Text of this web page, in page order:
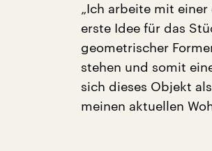
„Ich arbeite mit
erste Idee für das
geometrischer
stehen und somit
sich dieses Objekt
meinen aktuellen